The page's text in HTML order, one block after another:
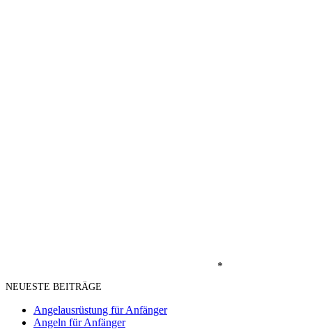
*
NEUESTE BEITRÄGE
Angelausrüstung für Anfänger
Angeln für Anfänger